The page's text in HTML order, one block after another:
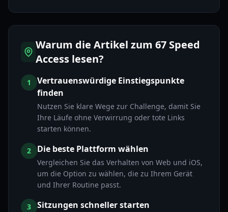
Warum die Artikel zum 67 Speed
Access lesen?
1
Vertrauenswürdige Einstiegspunkte
finden
Nutzen Sie klare Wege zur Challenge, damit Sie
Ihre Läufe ohne Verwirrung oder tote Links
starten können.
2 Die beste Plattform wählen
Vergleichen Sie das Verhalten von Web und iOS,
um die Option zu wählen, die zu Ihrem Gerät
und Ihrer Routine passt.
3 Sitzungen schneller starten